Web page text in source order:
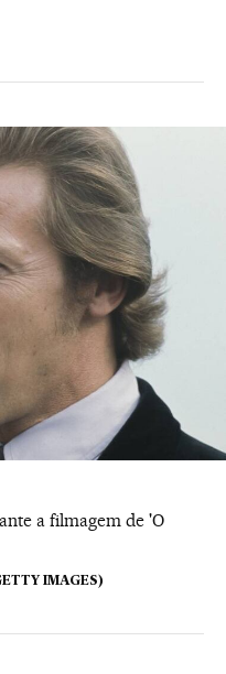
a filmagem de 'O
IMAGES)